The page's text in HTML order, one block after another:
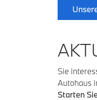
Sie
Autohaus
Starten